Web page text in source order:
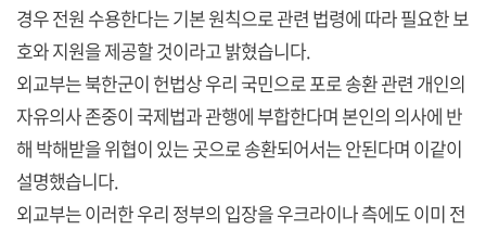
경우 전원 수용한다는 기본 원칙으로 관련 법령에 따라 필요한 보
호와 지원을 제공할 것이라고 밝혔습니다.
외교부는 북한군이 헌법상 우리 국민으로 포로 송환 관련 개인의
자유의사 존중이 국제법과 관행에 부합한다며 본인의 의사에 반
해 박해받을 위협이 있는 곳으로 송환되어서는 안된다며 이같이
설명했습니다.
외교부는 이러한 우리 정부의 입장을 우크라이나 측에도 이미 전